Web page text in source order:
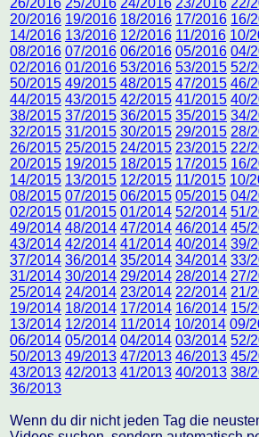
26/2016 25/2016 24/2016 23/2016 22/
20/2016 19/2016 18/2016 17/2016 16/
14/2016 13/2016 12/2016 11/2016 10/
08/2016 07/2016 06/2016 05/2016 04/
02/2016 01/2016 53/2016 53/2015 52/
50/2015 49/2015 48/2015 47/2015 46/
44/2015 43/2015 42/2015 41/2015 40/
38/2015 37/2015 36/2015 35/2015 34/
32/2015 31/2015 30/2015 29/2015 28/
26/2015 25/2015 24/2015 23/2015 22/
20/2015 19/2015 18/2015 17/2015 16/
14/2015 13/2015 12/2015 11/2015 10/
08/2015 07/2015 06/2015 05/2015 04/
02/2015 01/2015 01/2014 52/2014 51/
49/2014 48/2014 47/2014 46/2014 45/
43/2014 42/2014 41/2014 40/2014 39/
37/2014 36/2014 35/2014 34/2014 33/
31/2014 30/2014 29/2014 28/2014 27/
25/2014 24/2014 23/2014 22/2014 21/
19/2014 18/2014 17/2014 16/2014 15/
13/2014 12/2014 11/2014 10/2014 09/
06/2014 05/2014 04/2014 03/2014 52/
50/2013 49/2013 47/2013 46/2013 45/
43/2013 42/2013 41/2013 40/2013 38/
36/2013
Wenn du dir nicht jeden Tag die